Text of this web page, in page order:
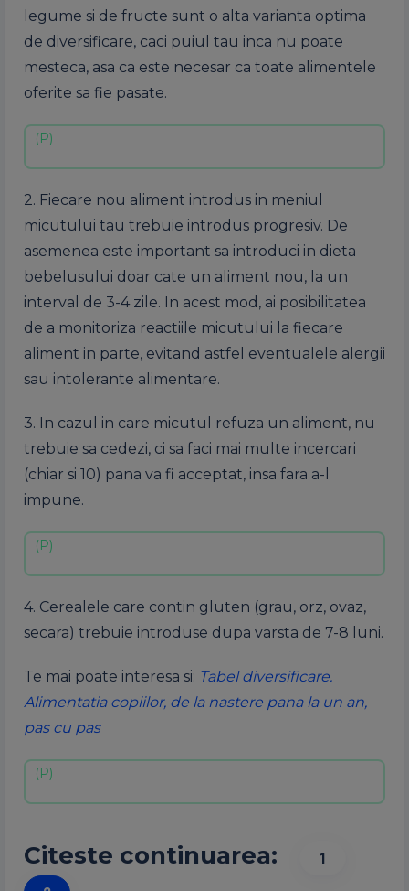
legume si de fructe sunt o alta varianta optima
de diversificare, caci puiul tau inca nu poate
mesteca, asa ca este necesar ca toate alimentele
oferite sa fie pasate.
2. Fiecare nou aliment introdus in meniul
micutului tau trebuie introdus progresiv. De
asemenea este important sa introduci in dieta
bebelusului doar cate un aliment nou, la un
interval de 3-4 zile. In acest mod, ai posibilitatea
de a monitoriza reactiile micutului la fiecare
aliment in parte, evitand astfel eventualele alergii
sau intolerante alimentare.
3. In cazul in care micutul refuza un aliment, nu
trebuie sa cedezi, ci sa faci mai multe incercari
(chiar si 10) pana va fi acceptat, insa fara a-l
impune.
4. Cerealele care contin gluten (grau, orz, ovaz,
secara) trebuie introduse dupa varsta de 7-8 luni.
Te mai poate interesa si: Tabel diversificare.
Alimentatia copiilor, de la nastere pana la un an,
pas cu pas
Citeste continuarea:
1